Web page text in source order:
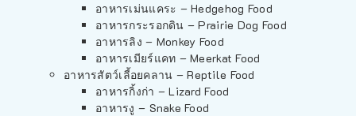
อาหารเม่นแคระ – Hedgehog Food
อาหารกระรอกดิน – Prairie Dog Food
อาหารลิง – Monkey Food
อาหารเมียร์แคท – Meerkat Food
อาหารสัตว์เลี้อยคลาน – Reptile Food
อาหารกิ้งก่า – Lizard Food
อาหารงู – Snake Food